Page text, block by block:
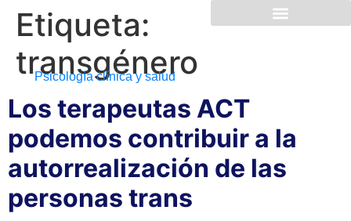
Psicología clínica y salud
Etiqueta:
transgénero
Los terapeutas ACT
podemos contribuir a la
autorrealización de las
personas trans